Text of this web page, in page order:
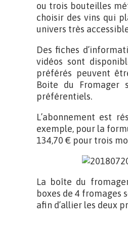
ou trois bouteilles
choisir des vins qui
univers très
Des fiches
vidéos sont
préférés peuvent
Boite du Fromager
préférentiels.
L’abonnement est
exemple, pour la
134,70 € pour trois
La boîte du
boxes de 4 fromages
afin d’allier les deux